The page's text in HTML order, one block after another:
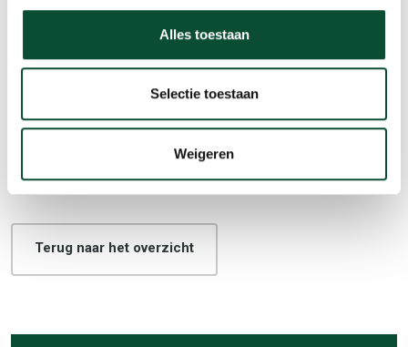
Alles toestaan
Selectie toestaan
Weigeren
We staan tijdens deze zomer ook graag voor u klaar.
Direct tuinadvies aanvragen
Terug naar het overzicht